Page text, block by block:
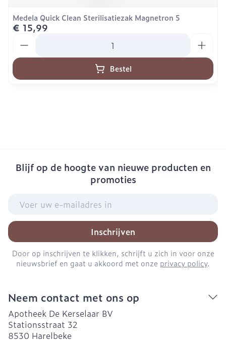
Medela Quick Clean Sterilisatiezak Magnetron 5
€ 15,99
Bestel
Blijf op de hoogte van nieuwe producten en
promoties
Inschrijven
Door op inschrijven te klikken, schrijft u zich in voor onze
nieuwsbrief en gaat u akkoord met onze privacy policy.
Neem contact met ons op
Apotheek De Kerselaar BV
Stationsstraat 32
8530 Harelbeke